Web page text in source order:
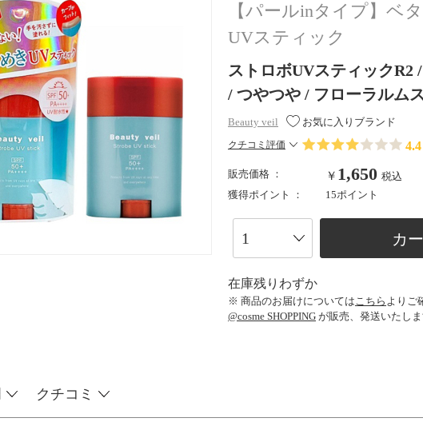
【パールinタイプ】ベ
UVスティック
ストロボUVスティックR2
/ つやつや / フローラルム
Beauty veil お気に入りブランド
クチコミ評価 4.4
販売価格 ： ￥ 1,650 税込
獲得ポイント ：
15ポイント
カ
在庫残りわずか
※ 商品のお届けについては こちら よりご
@cosme SHOPPING が販売、発送いたし
クチコミ